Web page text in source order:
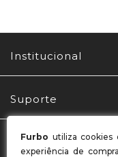
Furbo utiliza cookies
experiência de
Institucional
Suporte
Central de